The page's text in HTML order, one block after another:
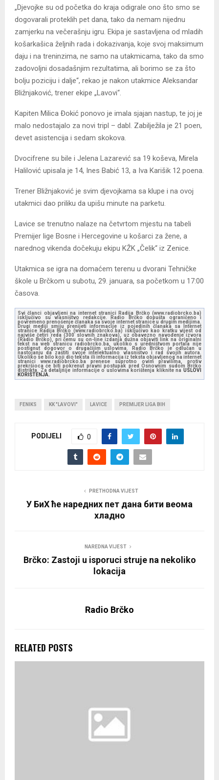
„Djevojke su od početka do kraja odigrale ono što smo se
dogovarali proteklih pet dana, tako da nemam nijednu
zamjerku na večerašnju igru. Ekipa je sastavljena od mladih
košarkašica željnih rada i dokazivanja, koje svoj maksimum
daju i na treninzima, ne samo na utakmicama, tako da smo
zadovoljni dosadašnjim rezultatima, ali borimo se za što
bolju poziciju i dalje“, rekao je nakon utakmice Aleksandar
Bližnjaković, trener ekipe „Lavovi“.
Kapiten Milica Đokić ponovo je imala sjajan nastup, te joj je
malo nedostajalo za novi tripl – dabl. Zabilježila je 21 poen,
devet asistencija i sedam skokova.
Dvocifrene su bile i Jelena Lazarević sa 19 koševa, Mirela
Halilović upisala je 14, Ines Babić 13, a Iva Karišik 12 poena.
Trener Bližnjaković je svim djevojkama sa klupe i na ovoj
utakmici dao priliku da upišu minute na parketu.
Lavice se trenutno nalaze na četvrtom mjestu na tabeli
Premijer lige Bosne i Hercegovine u košarci za žene, a
narednog vikenda dočekuju ekipu KŽK „Čelik“ iz Zenice.
Utakmica se igra na domaćem terenu u dvorani Tehničke
škole u Brčkom u subotu, 29. januara, sa početkom u 17:00
časova.
Svi članci objavljeni na internet stranici Radija Brčko (www.radiobrcko.ba)
isključivo su vlasništvo redakcije. Radio Brčko dopušta ograničeno i
povremeno prenošenje članaka sa svoje internet stranice u drugim medijima.
Drugi mediji smiju prenijeti informacije iz pojedinih članaka sa Internet
stranice Radija Brčko (www.radiobrcko.ba) isključivo kao kratku vijest od
najviše četiri reda (300 slovnih znakova), uz obavezno navođenje izvora
(Radio Brčko), pri čemu su on-line izdanja dužna objaviti link na originalni
tekst na web stranicu radiobrcko.ba, ukoliko s uredništvom portala nije
postignut dogovor o drugačijim uslovima. Radio Brčko je odlučan u
nastojanju da zaštiti svoje intelektualno vlasništvo i rad svojih autora.
Ukoliko se bilo koji dio teksta ili informacija iz teksta objavljenog na internet
stranici www.radiobrcko.ba prenese suprotno ovim pravilima, protiv
prekršioca će biti pokrenut pravni postupak pred Osnovnim sudom Brčko
distrikta. Za detaljnije informacije o uslovima korištenja kliknite na USLOVI
KORIŠTENJA.
FENIKS KK "LAVOVI" LAVICE PREMIJER LIGA BIH
PODIJELI 0
PRETHODNA VIJEST
У БиХ ће наредних пет дана бити веома
хладно
NAREDNA VIJEST
Brčko: Zastoji u isporuci struje na nekoliko
lokacija
Radio Brčko
RELATED POSTS